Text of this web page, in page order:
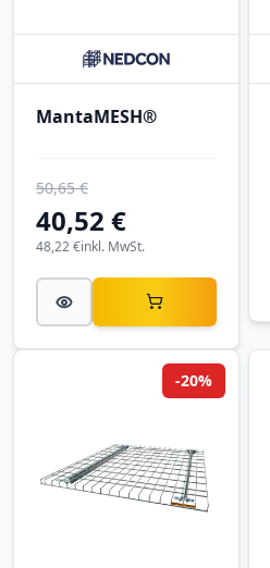
MantaMESH®
40,52 €
50,65 €
inkl. MwSt.
48,22 €
-20%